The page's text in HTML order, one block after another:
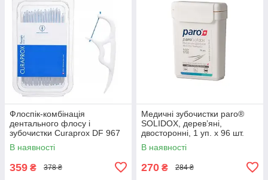
Флоспік-комбінація
дентального флосу і
зубочистки Curaprox DF 967
"Flosspic"(30шт)
В наявності
359 ₴ 378 ₴
Медичні зубочистки paro®
SOLIDOX, дерев’яні,
двосторонні, 1 уп. x 96 шт.
В наявності
270 ₴ 284 ₴